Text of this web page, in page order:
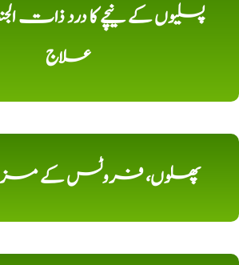
پسلیوں کے نیچے کا درد ذات
علاج
پھلوں، فروٹس کے مزاج